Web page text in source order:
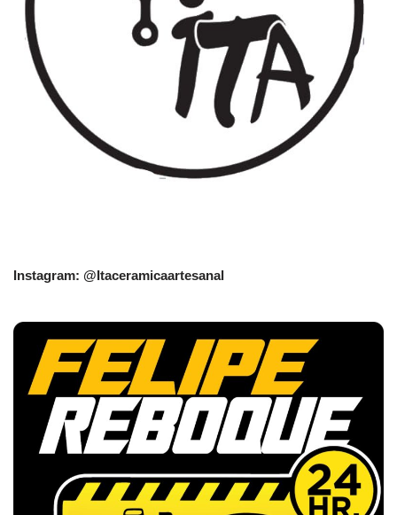
Instagram: @Itaceramicaartesanal